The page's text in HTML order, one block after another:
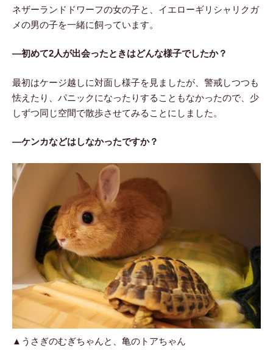
ネザーランドドワーフの女の子と、イエローギリシャリクガ
メの男の子を一緒に飼っています。
―初めて2人が出会ったときはどんな様子でしたか？
最初はケージ越しに対面し様子を見ましたが、警戒しつつも
怯えたり、パニックになったりすることもなかったので、少
しずつ同じ空間で散歩させてみることにしました。
―ケンカなどはしなかったですか？
▲うさぎのむぎちゃんと、亀のトアちゃん